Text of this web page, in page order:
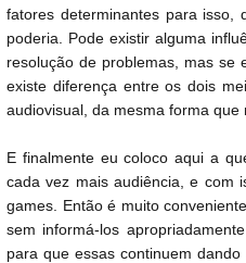
fatores determinantes para isso,
poderia. Pode existir alguma
resolução de problemas, mas se
existe diferença entre os dois
audiovisual, da mesma forma que
E finalmente eu coloco aqui a
cada vez mais audiência, e com
games. Então é muito
sem informá-los
para que essas continuem